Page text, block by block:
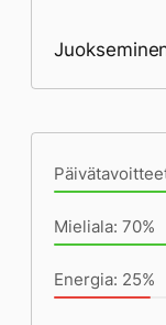
Mieliala: 70%
Energia: 25%